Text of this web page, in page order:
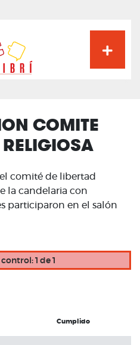
principal
COMITE
comité de libertad
la candelaria con
participaron en el salón
1 de 1
Cumplido